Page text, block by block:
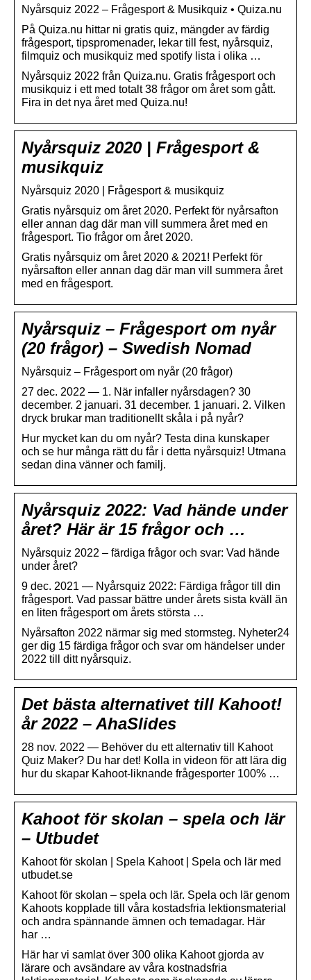
Nyårsquiz 2022 – Frågesport & Musikquiz • Quiza.nu
På Quiza.nu hittar ni gratis quiz, mängder av färdig
frågesport, tipspromenader, lekar till fest, nyårsquiz,
filmquiz och musikquiz med spotify lista i olika …
Nyårsquiz 2022 från Quiza.nu. Gratis frågesport och
musikquiz i ett med totalt 38 frågor om året som gått.
Fira in det nya året med Quiza.nu!
Nyårsquiz 2020 | Frågesport &
musikquiz
Nyårsquiz 2020 | Frågesport & musikquiz
Gratis nyårsquiz om året 2020. Perfekt för nyårsafton
eller annan dag där man vill summera året med en
frågesport. Tio frågor om året 2020.
Gratis nyårsquiz om året 2020 & 2021! Perfekt för
nyårsafton eller annan dag där man vill summera året
med en frågesport.
Nyårsquiz – Frågesport om nyår
(20 frågor) – Swedish Nomad
Nyårsquiz – Frågesport om nyår (20 frågor)
27 dec. 2022 — 1. När infaller nyårsdagen? 30
december. 2 januari. 31 december. 1 januari. 2. Vilken
dryck brukar man traditionellt skåla i på nyår?
Hur mycket kan du om nyår? Testa dina kunskaper
och se hur många rätt du får i detta nyårsquiz! Utmana
sedan dina vänner och familj.
Nyårsquiz 2022: Vad hände under
året? Här är 15 frågor och …
Nyårsquiz 2022 – färdiga frågor och svar: Vad hände
under året?
9 dec. 2021 — Nyårsquiz 2022: Färdiga frågor till din
frågesport. Vad passar bättre under årets sista kväll än
en liten frågesport om årets största …
Nyårsafton 2022 närmar sig med stormsteg. Nyheter24
ger dig 15 färdiga frågor och svar om händelser under
2022 till ditt nyårsquiz.
Det bästa alternativet till Kahoot!
år 2022 – AhaSlides
28 nov. 2022 — Behöver du ett alternativ till Kahoot
Quiz Maker? Du har det! Kolla in videon för att lära dig
hur du skapar Kahoot-liknande frågesporter 100% …
Kahoot för skolan – spela och lär
– Utbudet
Kahoot för skolan | Spela Kahoot | Spela och lär med
utbudet.se
Kahoot för skolan – spela och lär. Spela och lär genom
Kahoots kopplade till våra kostadsfria lektionsmaterial
och andra spännande ämnen och temadagar. Här
har …
Här har vi samlat över 300 olika Kahoot gjorda av
lärare och avsändare av våra kostnadsfria